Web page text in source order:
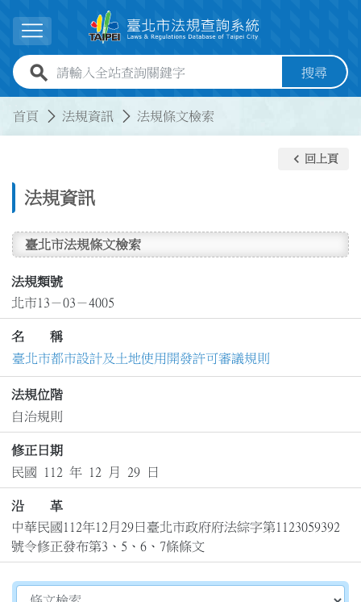
展開選單
全站查詢關鍵字欄位 搜尋
首頁 法規資訊 法規條文檢索
法規資訊
keyboard_arrow_left 回上頁
臺北市法規條文檢索
法規類號
北市13－03－4005
名 稱
臺北市都市設計及土地使用開發許可審議規則
法規位階
自治規則
修正日期
民國 112 年 12 月 29 日
沿 革
中華民國112年12月29日臺北市政府府法綜字第1123059392
號令修正發布第3、5、6、7條條文
切換選擇法規資訊內容